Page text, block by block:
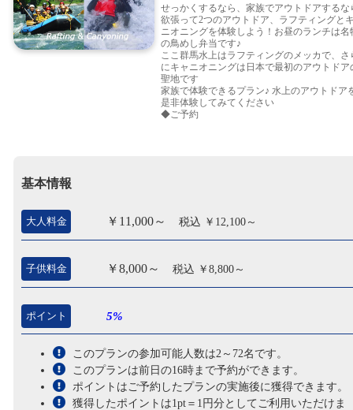
せっかくするなら、家族でアウトドアするな
欲張って2つのアウトドア、ラフティングと
ニオニングを体験しよう！お昼のランチは名
の鳥めし弁当です♪
ここ群馬水上はラフティングのメッカで、さ
にキャニオニングは日本で最初のアウトドア
聖地です
家族で体験できるプラン♪ 水上のアウトドア
是非体験してみてください
◆ご予約
基本情報
大人料金 ￥11,000～ 税込 ￥12,100～
子供料金 ￥8,000～ 税込 ￥8,800～
ポイント 5%
このプランの参加可能人数は2～72名です。
このプランは前日の16時まで予約ができます。
ポイントはご予約したプランの実施後に獲得できます。
獲得したポイントは1pt＝1円分としてご利用いただけま